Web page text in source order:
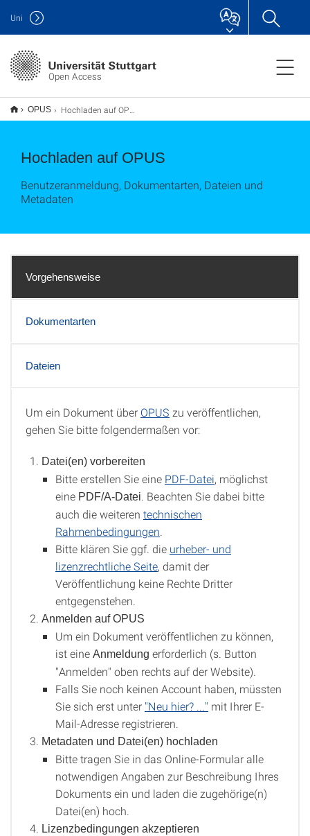
Open Access
Uni
OPUS Hochladen auf OPUS
Hochladen auf OPUS
Benutzeranmeldung, Dokumentarten, Dateien und
Metadaten
Vorgehensweise
Dokumentarten
Dateien
Vorgehensweise
Um ein Dokument über OPUS zu veröffentlichen,
gehen Sie bitte folgendermaßen vor:
Datei(en) vorbereiten
Bitte erstellen Sie eine PDF-Datei, möglichst
eine PDF/A-Datei . Beachten Sie dabei bitte
auch die weiteren technischen
Rahmenbedingungen
Bitte klären Sie ggf. die urheber- und
lizenzrechtliche Seite, damit der
Veröffentlichung keine Rechte Dritter
entgegenstehen.
Anmelden auf OPUS
Um ein Dokument veröffentlichen zu können,
ist eine Anmeldung erforderlich (s. Button
"Anmelden" oben rechts auf der Website).
Falls Sie noch keinen Account haben, müssten
Sie sich erst unter "Neu hier? ..." mit Ihrer E-
Mail-Adresse registrieren.
Metadaten und Datei(en) hochladen
Bitte tragen Sie in das Online-Formular alle
notwendigen Angaben zur Beschreibung Ihres
Dokuments ein und laden die zugehörige(n)
Datei(en) hoch.
Lizenzbedingungen akzeptieren